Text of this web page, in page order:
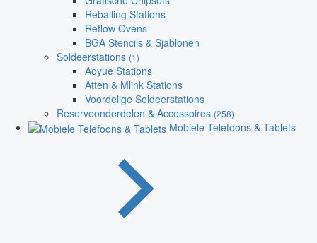
Reballing Stations
Reflow Ovens
BGA Stencils & Sjablonen
Soldeerstations (1)
Aoyue Stations
Atten & Mlink Stations
Voordelige Soldeerstations
Reserveonderdelen & Accessoires (258)
Mobiele Telefoons & Tablets